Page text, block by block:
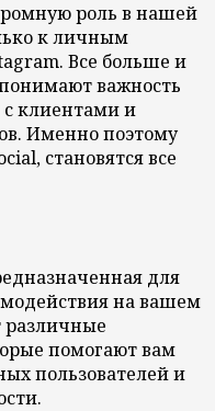
роль в нашей
к личным
Все больше и
важность
с клиентами и
Именно поэтому
становятся все
для
на вашем
различные
помогают вам
пользователей и